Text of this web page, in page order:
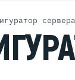
сервера